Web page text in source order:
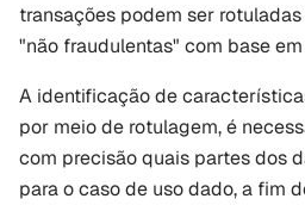
transações podem ser
"não fraudulentas" com base
A identificação de
por meio de rotulagem, é
com precisão quais partes dos
para o caso de uso dado, a fim